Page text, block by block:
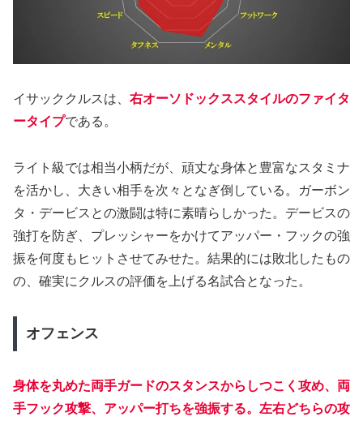
イサッククルスは、 右オーソドックススタイルのファイタ
ータイプである。
ライト級では相当小柄だが、頑丈な身体と豊富なスタミナ
を活かし、大きい相手を次々となぎ倒している。ガーボン
タ・デービスとの激闘は特に素晴らしかった。デービスの
強打を防ぎ、プレッシャーをかけてアッパー・フックの強
振を何度もヒットさせてみせた。結果的には敗北したもの
の、確実にクルスの評価を上げる名試合となった。
オフェンス
身体を丸めた両手ガードのスタンスからしつこく攻め、両
手フック攻撃、アッパー打ちを強振する。左右どちらの攻